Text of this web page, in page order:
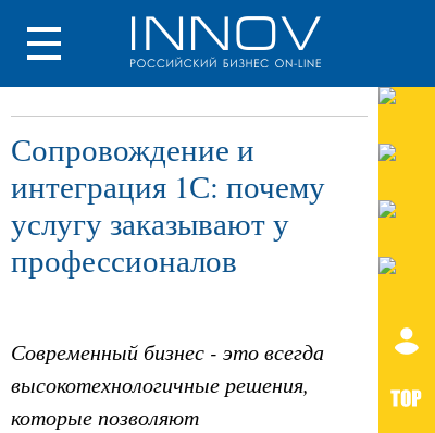
Сопровождение и
интеграция 1С: почему
услугу заказывают у
профессионалов
Современный бизнес - это всегда
высокотехнологичные решения,
которые позволяют